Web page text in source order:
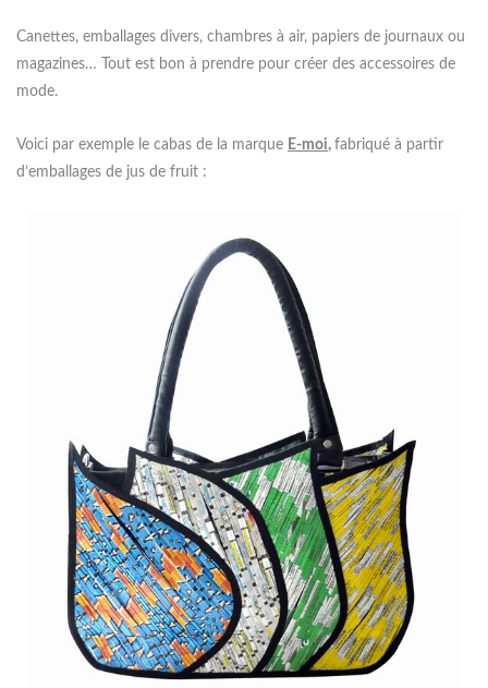
Canettes, emballages divers, chambres à air, papiers de journaux ou
magazines… Tout est bon à prendre pour créer des accessoires de
mode.
Voici par exemple le cabas de la marque E-moi, fabriqué à partir
d’emballages de jus de fruit :